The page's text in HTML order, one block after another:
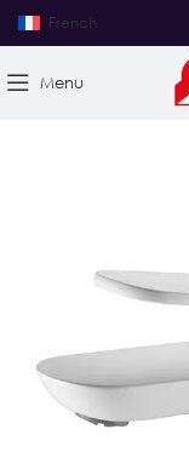
French
Menu